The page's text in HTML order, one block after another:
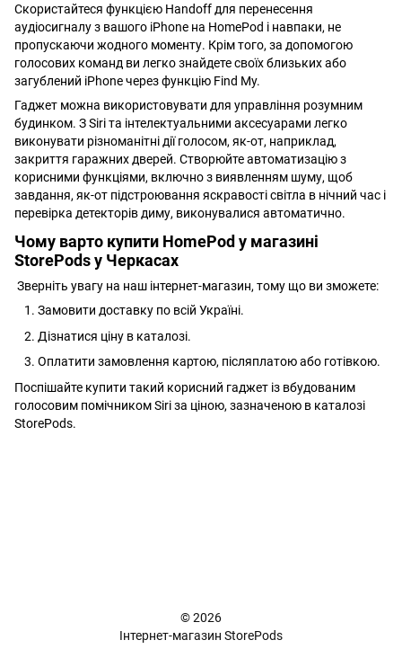
Скористайтеся функцією Handoff для перенесення
аудіосигналу з вашого iPhone на HomePod і навпаки, не
пропускаючи жодного моменту. Крім того, за допомогою
голосових команд ви легко знайдете своїх близьких або
загублений iPhone через функцію Find My.
Гаджет можна використовувати для управління розумним
будинком. З Siri та інтелектуальними аксесуарами легко
виконувати різноманітні дії голосом, як-от, наприклад,
закриття гаражних дверей. Створюйте автоматизацію з
корисними функціями, включно з виявленням шуму, щоб
завдання, як-от підстроювання яскравості світла в нічний час і
перевірка детекторів диму, виконувалися автоматично.
Чому варто купити HomePod у магазині
StorePods у Черкасах
Зверніть увагу на наш інтернет-магазин, тому що ви зможете:
Замовити доставку по всій Україні.
Дізнатися ціну в каталозі.
Оплатити замовлення картою, післяплатою або готівкою.
Поспішайте купити такий корисний гаджет із вбудованим
голосовим помічником Siri за ціною, зазначеною в каталозі
StorePods.
© 2026
Інтернет-магазин StorePods